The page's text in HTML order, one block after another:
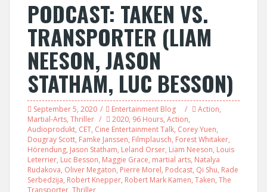
PODCAST: TAKEN VS.
TRANSPORTER (LIAM
NEESON, JASON
STATHAM, LUC BESSON)
September 5, 2020 Entertainment Blog Action,
Martial-Arts, Thriller 2020, 96 Hours, Action,
Audioprodukt, CET, Cine Entertainment Talk, Corey Yuen,
Dougray Scott, Famke Janssen, Filmplausch, Forest Whitaker,
Hörendung, Jason Statham, Leland Orser, Liam Neeson, Louis
Leterrier, Luc Besson, Maggie Grace, martial arts, Natalya
Rudakova, Oliver Megaton, Pierre Morel, Podcast, Qi Shu, Rade
Serbedzija, Robert Knepper, Robert Mark Kamen, Taken, The
Transporter, Thriller